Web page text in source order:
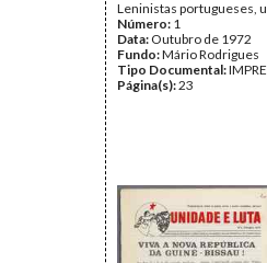
Leninistas portugueses,
Número: 1
Data: Outubro de 1972
Fundo:Mário Rodrigues
Tipo Documental:
Página(s):23